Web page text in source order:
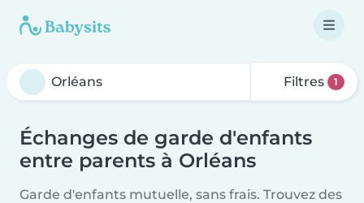
Filtres 1
Échanges de garde d'enfants
entre parents à Orléans
Garde d'enfants mutuelle, sans frais. Trouvez des